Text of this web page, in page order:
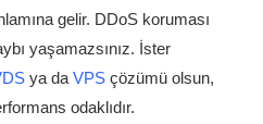
gelir. DDoS koruması
yaşamazsınız. İster
ya da VPS çözümü olsun,
odaklıdır.